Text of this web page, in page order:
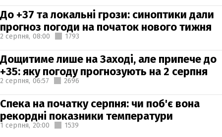
До +37 та локальні грози: синоптики дали
прогноз погоди на початок нового тижня
2 серпня, 08:00 1793
Дощитиме лише на Заході, але припече до
+35: яку погоду прогнозують на 2 серпня
2 серпня, 06:57 2696
Спека на початку серпня: чи поб'є вона
рекордні показники температури
1 серпня, 20:00 1539